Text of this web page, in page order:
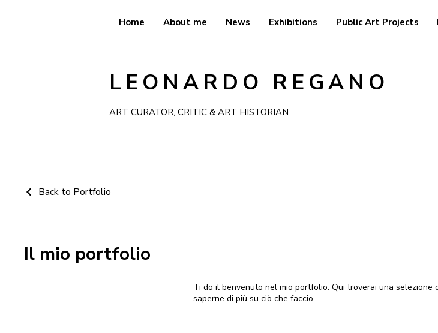
Home About me News Exhibitions Public Art Projects
LEONARDO REGANO
ART CURATOR, CRITIC & ART HISTORIAN
Back to Portfolio
Il mio portfolio
Ti do il benvenuto nel mio portfolio. Qui troverai una selezione
saperne di più su ciò che faccio.